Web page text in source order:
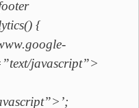
{
javascript”>